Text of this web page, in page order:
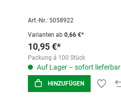
Art.-Nr.: 5058922
Varianten ab 0,66 €*
10,95 €*
Packung á 100 Stück
Auf Lager – sofort lieferbar
HINZUFÜGEN